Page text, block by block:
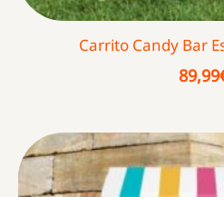
Carrito Candy Bar
89,99